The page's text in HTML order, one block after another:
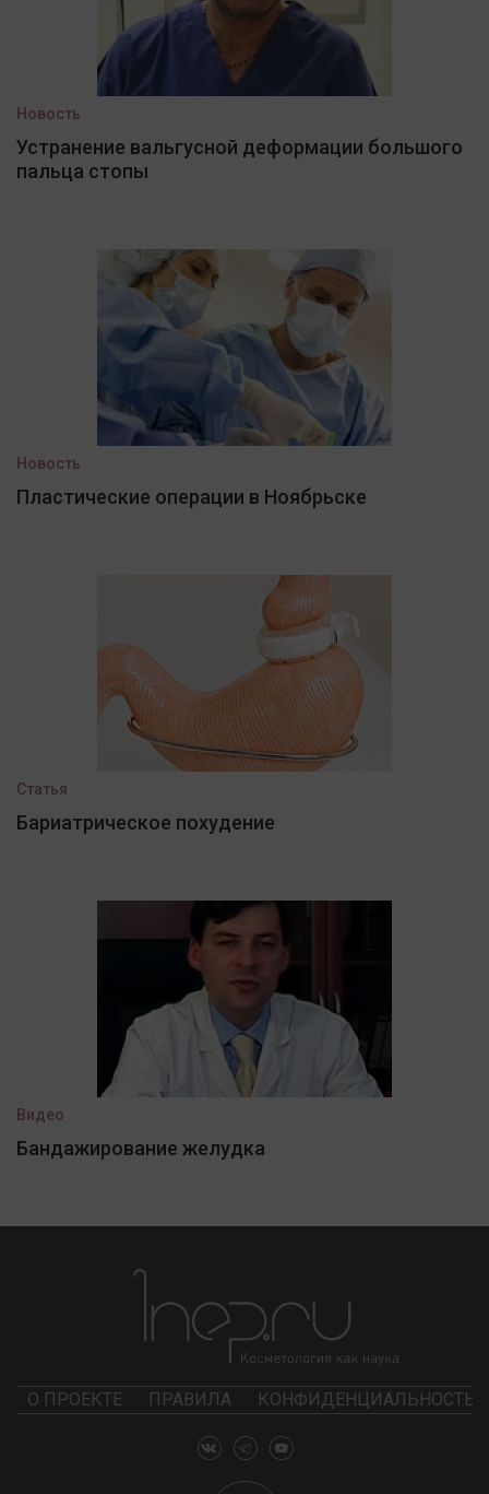
Новость
Устранение вальгусной деформации большого
пальца стопы
Новость
Пластические операции в Ноябрьске
Статья
Бариатрическое похудение
Видео
Бандажирование желудка
О ПРОЕКТЕ ПРАВИЛА КОНФИДЕНЦИАЛЬНОСТЬ